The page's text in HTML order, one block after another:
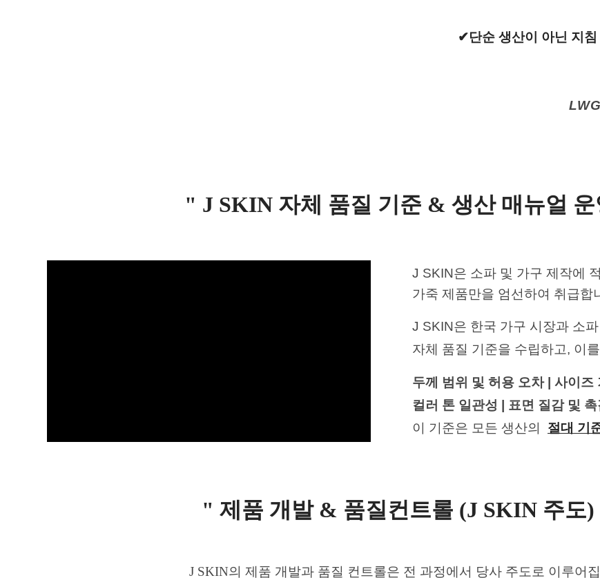
✔단순 생산이 아닌 지
" J SKIN 자체 품질 기준 & 생산 매뉴얼
J SKIN은 소파 및 가구 제작에
가죽 제품만을 엄선하여 취급합
J SKIN은 한국 가구 시장과 소
자체 품질 기준을 수립하고, 이
두께 범위 및 허용 오차 | 사이즈
컬러 톤 일관성 | 표면 질감 및
이 기준은 모든 생산의 절대 기
" 제품 개발 & 품질컨트롤 (J SKIN 주도
J SKIN의 제품 개발과 품질 컨트롤은 전 과정에서 당사 주도로 이루어